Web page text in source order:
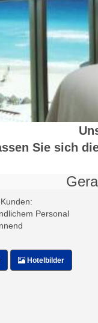
Sie sich
Personal
Hotelbilder